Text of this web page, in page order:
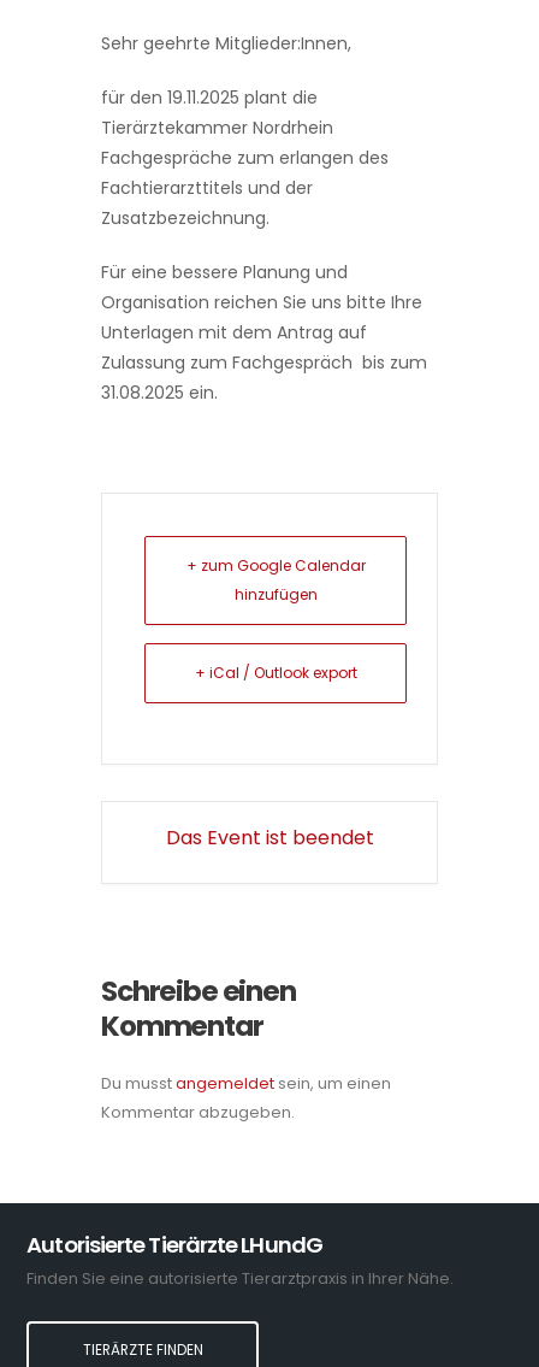
Sehr geehrte Mitglieder:Innen,
für den 19.11.2025 plant die
Tierärztekammer Nordrhein
Fachgespräche zum erlangen des
Fachtierarzttitels und der
Zusatzbezeichnung.
Für eine bessere Planung und
Organisation reichen Sie uns bitte Ihre
Unterlagen mit dem Antrag auf
Zulassung zum Fachgespräch bis zum
31.08.2025 ein.
+ zum Google Calendar
hinzufügen
+ iCal / Outlook export
Das Event ist beendet
Schreibe einen
Kommentar
Du musstangemeldet sein, um einen
Kommentar abzugeben.
Autorisierte Tierärzte LHundG
Finden Sie eine autorisierte Tierarztpraxis in Ihrer Nähe.
TIERÄRZTE FINDEN